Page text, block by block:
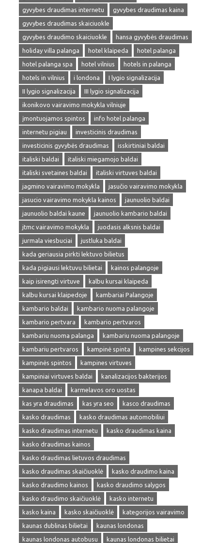
gyvybes draudimas internetu
gyvybes draudimas kaina
gyvybes draudimas skaiciuokle
gyvybes draudimo skaiciuokle
hansa gyvybės draudimas
holiday villa palanga
hotel klaipeda
hotel palanga
hotel palanga spa
hotel vilnius
hotels in palanga
hotels in vilnius
i londona
I lygio signalizacija
II lygio signalizacija
III lygio signalizacija
ikonikovo vairavimo mokykla vilniuje
įmontuojamos spintos
info hotel palanga
internetu pigiau
investicinis draudimas
investicinis gyvybės draudimas
isskirtiniai baldai
italiski baldai
italiski miegamojo baldai
italiski svetaines baldai
italiski virtuves baldai
jagmino vairavimo mokykla
jasučio vairavimo mokykla
jasucio vairavimo mokykla kainos
jaunuolio baldai
jaunuolio baldai kaune
jaunuolio kambario baldai
jtmc vairavimo mokykla
juodasis alksnis baldai
jurmala viesbuciai
justluka baldai
kada geriausia pirkti lektuvo bilietus
kada pigiausi lektuvu bilietai
kainos palangoje
kaip isirengti virtuve
kalbu kursai klaipeda
kalbu kursai klaipedoje
kambariai Palangoje
kambario baldai
kambario nuoma palangoje
kambario pertvara
kambario pertvaros
kambariu nuoma palanga
kambariu nuoma palangoje
kambariu pertvaros
kampinė spinta
kampines sekcijos
kampinės spintos
kampines virtuves
kampiniai virtuves baldai
kanalizacijos bakterijos
kanapa baldai
karmelavos oro uostas
kas yra draudimas
kas yra seo
kasco draudimas
kasko draudimas
kasko draudimas automobiliui
kasko draudimas internetu
kasko draudimas kaina
kasko draudimas kainos
kasko draudimas lietuvos draudimas
kasko draudimas skaičiuoklė
kasko draudimo kaina
kasko draudimo kainos
kasko draudimo salygos
kasko draudimo skaičiuoklė
kasko internetu
kasko kaina
kasko skaičiuoklė
kategorijos vairavimo
kaunas dublinas bilietai
kaunas londonas
kaunas londonas autobusu
kaunas londonas bilietai